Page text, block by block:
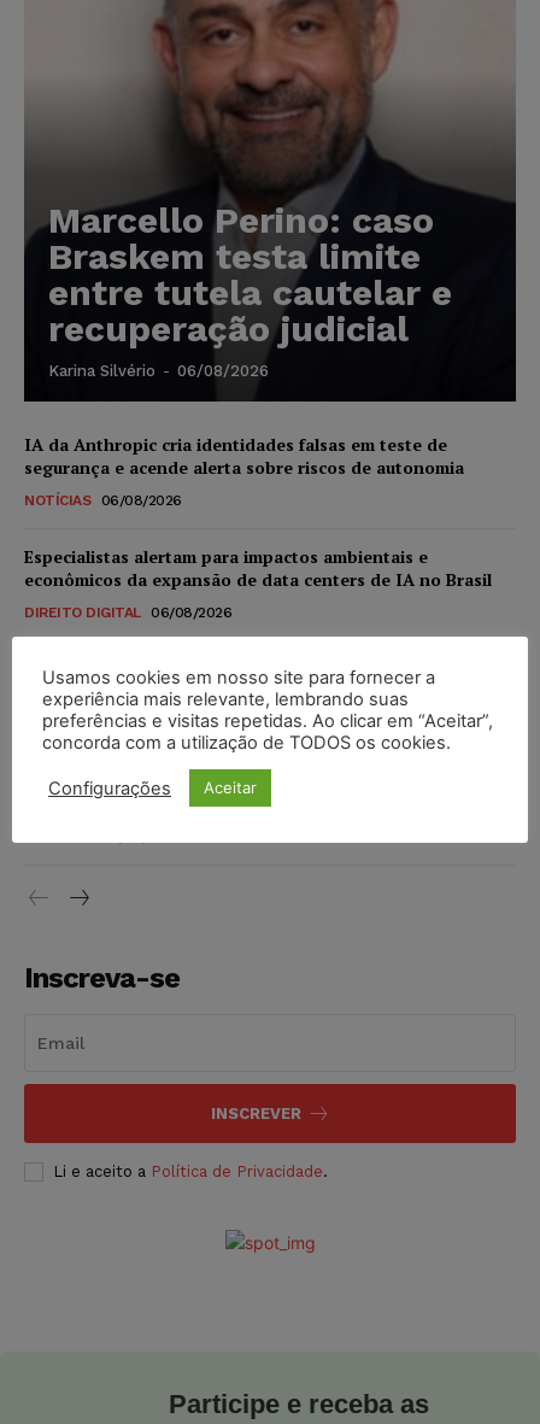
Marcello Perino: caso
Braskem testa limite
entre tutela cautelar e
recuperação judicial
Karina Silvério - 06/08/2026
IA da Anthropic cria identidades falsas em teste de
segurança e acende alerta sobre riscos de autonomia
NOTÍCIAS 06/08/2026
Especialistas alertam para impactos ambientais e
econômicos da expansão de data centers de IA no Brasil
DIREITO DIGITAL 06/08/2026
TSE reforça que sistemas das urnas eletrônicas tornam-se
invioláveis após assinatura digital e lacração
NOTÍCIAS 06/08/2026
STF inicia julgamento sobre constitucionalidade da
proibição dos jogos de azar no Brasil
Inscreva-se
INSCREVER
Li e aceito a Política de Privacidade.
Participe e receba as
Usamos cookies em nosso site para fornecer a
experiência mais relevante, lembrando suas
preferências e visitas repetidas. Ao clicar em “Aceitar”,
concorda com a utilização de TODOS os cookies.
Configurações Aceitar